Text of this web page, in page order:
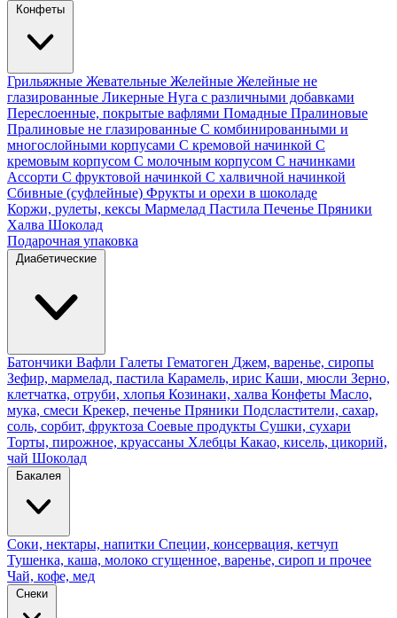
Конфеты
Грильяжные Жевательные Желейные Желейные не
глазированные Ликерные Нуга с различными добавками
Переслоенные, покрытые вафлями Помадные Пралиновые
Пралиновые не глазированные С комбинированными и
многослойными корпусами С кремовой начинкой С
кремовым корпусом С молочным корпусом С начинками
Ассорти С фруктовой начинкой С халвичной начинкой
Сбивные (суфлейные) Фрукты и орехи в шоколаде
Коржи, рулеты, кексы Мармелад Пастила Печенье Пряники
Халва Шоколад
Подарочная упаковка
Диабетические
Батончики Вафли Галеты Гематоген Джем, варенье, сиропы
Зефир, мармелад, пастила Карамель, ирис Каши, мюсли Зерно,
клетчатка, отруби, хлопья Козинаки, халва Конфеты Масло,
мука, смеси Крекер, печенье Пряники Подсластители, сахар,
соль, сорбит, фруктоза Соевые продукты Сушки, сухари
Торты, пирожное, круассаны Хлебцы Какао, кисель, цикорий,
чай Шоколад
Бакалея
Соки, нектары, напитки Специи, консервация, кетчуп
Тушенка, каша, молоко сгущенное, варенье, сироп и прочее
Чай, кофе, мед
Снеки